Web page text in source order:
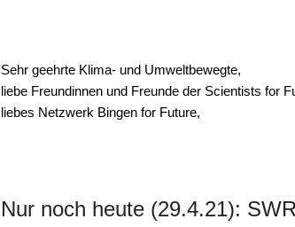
Sehr geehrte Klima- und Umweltbewegte,
liebe Freundinnen und Freunde der Scientists for
liebes Netzwerk Bingen for Future,
Nur noch heute (29.4.21):